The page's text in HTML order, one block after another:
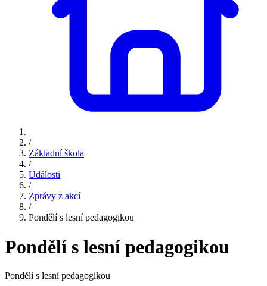
/
Základní škola
/
Události
/
Zprávy z akcí
/
Pondělí s lesní pedagogikou
Pondělí s lesní pedagogikou
Pondělí s lesní pedagogikou